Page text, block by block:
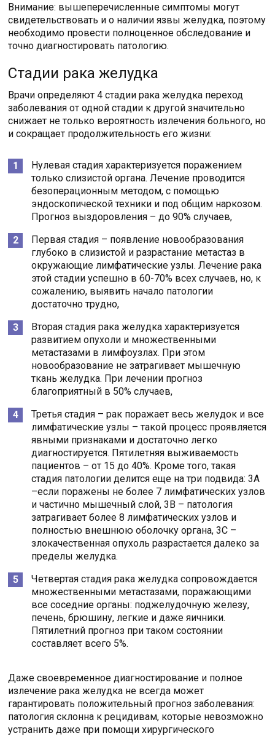
Внимание: вышеперечисленные симптомы могут
свидетельствовать и о наличии язвы желудка, поэтому
необходимо провести полноценное обследование и
точно диагностировать патологию.
Стадии рака желудка
Врачи определяют 4 стадии рака желудка переход
заболевания от одной стадии к другой значительно
снижает не только вероятность излечения больного, но
и сокращает продолжительность его жизни:
Нулевая стадия характеризуется поражением
только слизистой органа. Лечение проводится
безоперационным методом, с помощью
эндоскопической техники и под общим наркозом.
Прогноз выздоровления – до 90% случаев,
Первая стадия – появление новообразования
глубоко в слизистой и разрастание метастаз в
окружающие лимфатические узлы. Лечение рака
этой стадии успешно в 60-70% всех случаев, но, к
сожалению, выявить начало патологии
достаточно трудно,
Вторая стадия рака желудка характеризуется
развитием опухоли и множественными
метастазами в лимфоузлах. При этом
новообразование не затрагивает мышечную
ткань желудка. При лечении прогноз
благоприятный в 50% случаев,
Третья стадия – рак поражает весь желудок и все
лимфатические узлы – такой процесс проявляется
явными признаками и достаточно легко
диагностируется. Пятилетняя выживаемость
пациентов – от 15 до 40%. Кроме того, такая
стадия патологии делится еще на три подвида: 3А
–если поражены не более 7 лимфатических узлов
и частично мышечный слой, 3В – патология
затрагивает более 8 лимфатических узлов и
полностью внешнюю оболочку органа, 3С –
злокачественная опухоль разрастается далеко за
пределы желудка.
Четвертая стадия рака желудка сопровождается
множественными метастазами, поражающими
все соседние органы: поджелудочную железу,
печень, брюшину, легкие и даже яичники.
Пятилетний прогноз при таком состоянии
составляет всего 5%.
Даже своевременное диагностирование и полное
излечение рака желудка не всегда может
гарантировать положительный прогноз заболевания:
патология склонна к рецидивам, которые невозможно
устранить даже при помощи хирургического